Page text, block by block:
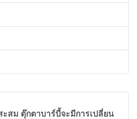
สม ตุ๊กตาบาร์บี้จะมีการเปลี่ยน